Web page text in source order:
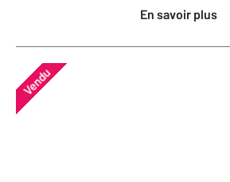
En savoir plus
Vendu